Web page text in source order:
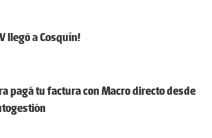
llegó a Cosquín!
pagá tu factura con Macro directo desde